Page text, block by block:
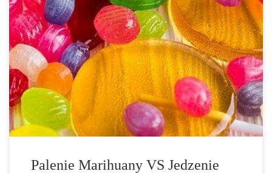
Artykuły spożywcze z marihuaną w czasach koronawirusa?
Eksperci twierdzą, że jak najbardziej. Mimo, że dla większości z
nas może się to wydawać oczywiste, wdychany dym z dowolnego
źródła nie przynosi korzyści naszym płucom, ze względu na
panującą obecnie pandemię nowego […]
Palenie Marihuany VS Jedzenie